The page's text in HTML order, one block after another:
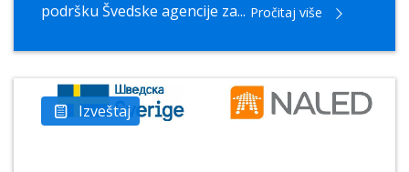
podršku Švedske agencije za... Pročitaj više
Izveštaj